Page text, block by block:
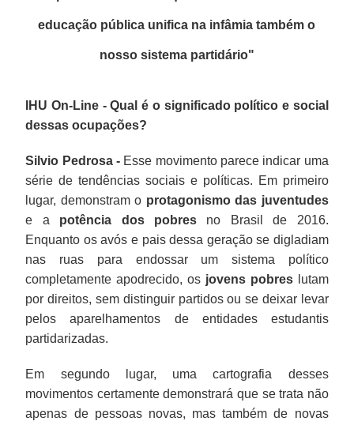
educação pública unifica na infâmia também o
nosso sistema partidário"
IHU On-Line - Qual é o significado político e social
dessas ocupações?
Silvio Pedrosa - Esse movimento parece indicar uma
série de tendências sociais e políticas. Em primeiro
lugar, demonstram o protagonismo das juventudes
e a potência dos pobres no Brasil de 2016.
Enquanto os avós e pais dessa geração se digladiam
nas ruas para endossar um sistema político
completamente apodrecido, os jovens pobreslutam
por direitos, sem distinguir partidos ou se deixar levar
pelos aparelhamentos de entidades estudantis
partidarizadas.
Em segundo lugar, uma cartografia desses
movimentos certamente demonstrará que se trata não
apenas de pessoas novas, mas também de novas